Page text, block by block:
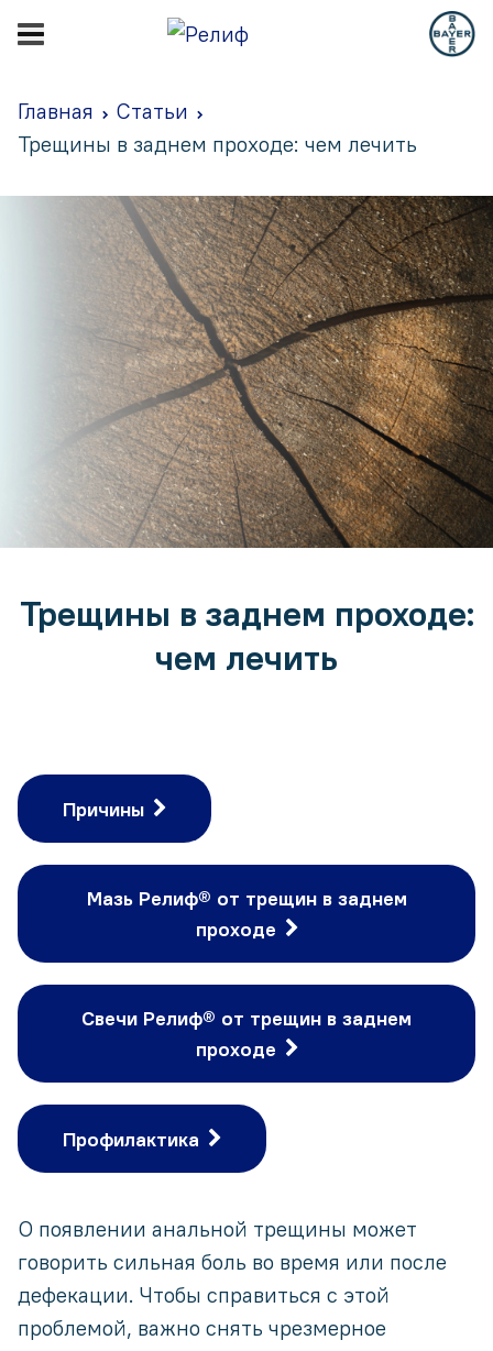
Главная
Статьи
Трещины в заднем проходе: чем лечить
Трещины в заднем проходе:
чем лечить
Причины
Мазь Релиф® от трещин в заднем
проходе
Свечи Релиф® от трещин в заднем
проходе
Профилактика
О появлении анальной трещины может
говорить сильная боль во время или после
дефекации. Чтобы справиться с этой
проблемой, важно снять чрезмерное